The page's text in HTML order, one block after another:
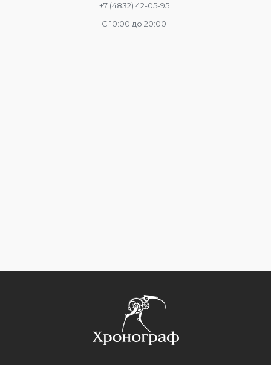
+7 (4832) 42-05-95
С 10:00 до 20:00